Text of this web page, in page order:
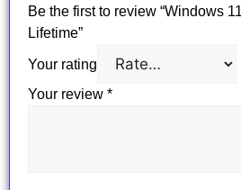
Be the first to review “Windows
Lifetime”
Your rating
Your review *